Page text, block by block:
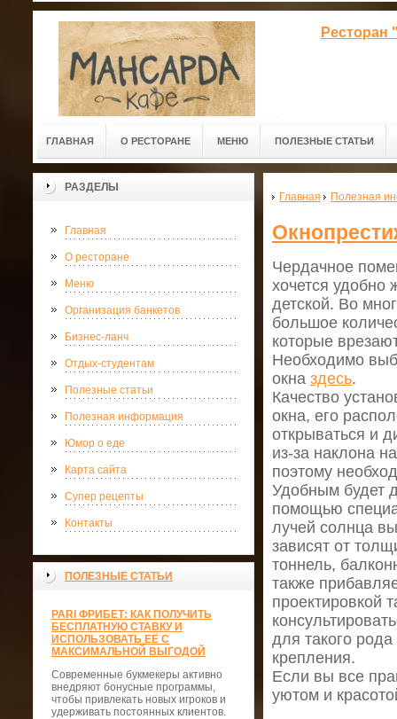
Ресторан
ГЛАВНАЯ О РЕСТОРАНЕ МЕНЮ ПОЛЕЗНЫЕ СТАТЬИ
РАЗДЕЛЫ
Главная
О ресторане
Меню
Организация банкетов
Бизнес-ланч
Отдых-студентам
Полезные статьи
Полезная информация
Юмор о еде
Карта сайта
Супер рецепты
Контакты
ПОЛЕЗНЫЕ СТАТЬИ
PARI ФРИБЕТ: КАК ПОЛУЧИТЬ
БЕСПЛАТНУЮ СТАВКУ И
ИСПОЛЬЗОВАТЬ ЕЁ С
МАКСИМАЛЬНОЙ ВЫГОДОЙ
Современные букмекеры активно
внедряют бонусные программы,
чтобы привлекать новых игроков и
удерживать постоянных клиентов.
Главная Полезная
Чердачное
хочется удобно
детской. Во
большое
которые
Необходимо
окна здесь.
Качество
окна, его
открываться и
из-за наклона
поэтому
Удобным будет
помощью
лучей солнца
зависят от
тоннель,
также
проектировкой
для такого
крепления.
Если вы все
уютом и